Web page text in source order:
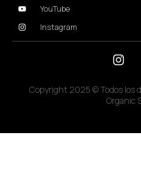
YouTube
Instagram
Copyright 2025 © Todos los
Organic